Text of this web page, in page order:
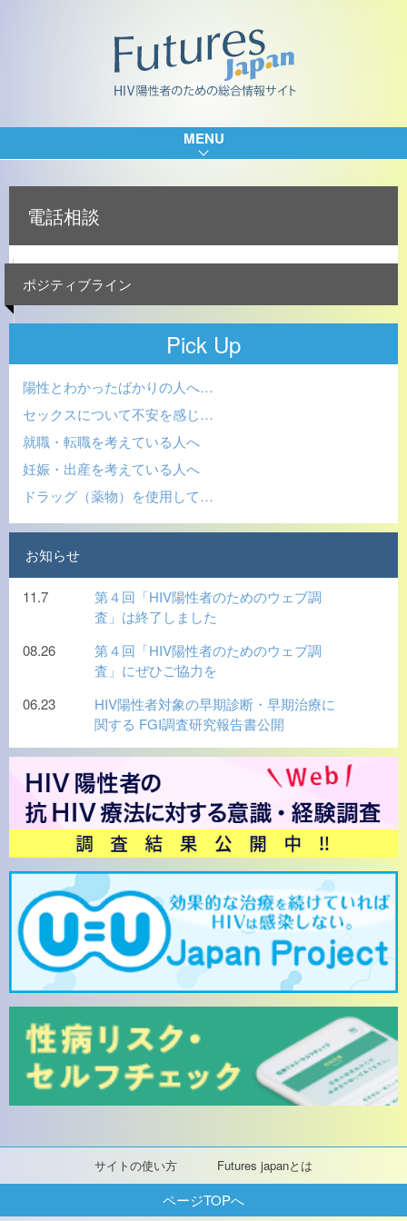
サイトの使い方 Futures japanとは
MENU
電話相談
ポジティブライン
Pick Up
陽性とわかったばかりの人へ…
セックスについて不安を感じ…
就職・転職を考えている人へ
妊娠・出産を考えている人へ
ドラッグ（薬物）を使用して…
お知らせ
11.7
第４回「HIV陽性者のためのウェブ調
査」は終了しました
08.26
第４回「HIV陽性者のためのウェブ調
査」にぜひご協力を
06.23
HIV陽性者対象の早期診断・早期治療に
関する FGI調査研究報告書公開
ページTOPへ